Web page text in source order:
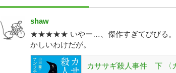
shaw
★★★★★ いやー…、傑作すぎてびびる。
かしいわけだが。
カササギ殺人事件 下 〈